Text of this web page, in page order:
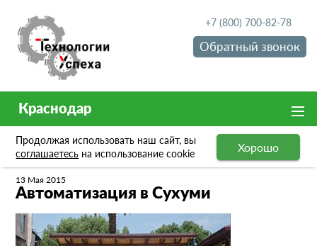
+7 (800) 700-82-78
Обратный звонок
Краснодар
Продолжая использовать наш сайт, вы
соглашаетесь на использование cookie Хорошо
Новости Автоматизация в Сухуми
13 Мая 2015
Автоматизация в Сухуми